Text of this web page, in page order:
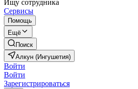
Ищу сотрудника
Сервисы
Помощь
Ещё
Поиск
Алкун (Ингушетия)
Войти
Войти
Зарегистрироваться